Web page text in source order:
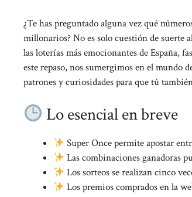
¿Te has preguntado alguna vez qué
millonarios? No es solo cuestión de suerte
las loterías más emocionantes de España,
este repaso, nos sumergimos en el mundo
patrones y curiosidades para que tú
Lo esencial en breve
Super Once permite apostar
Las combinaciones ganadoras
Los sorteos se realizan cinco
Los premios comprados en la